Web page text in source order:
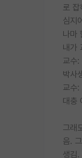
로
심지
나마
내가
교수
박사
교수
대충
그래
음.
생김